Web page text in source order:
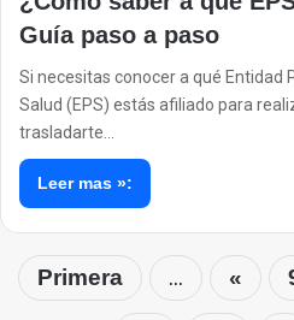
Guía paso a paso
Si necesitas conocer a qué Entidad
Salud (EPS) estás afiliado para
trasladarte…
Leer mas »:
Primera ... «